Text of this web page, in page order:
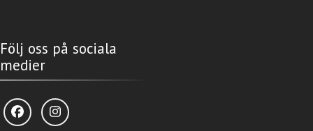
Följ oss på sociala
medier